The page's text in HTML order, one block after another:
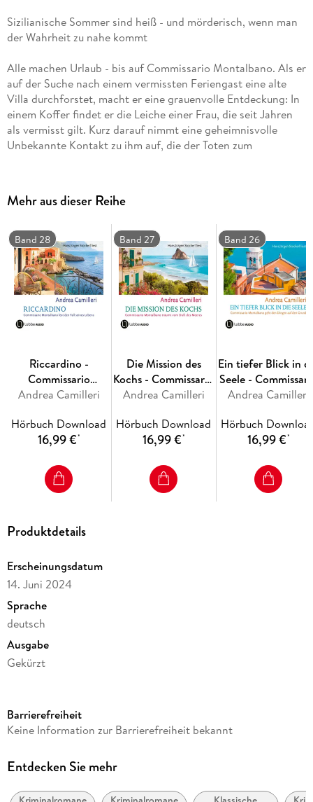
Sizilianische Sommer sind heiß - und mörderisch, wenn man
der Wahrheit zu nahe kommt
Alle machen Urlaub - bis auf Commissario Montalbano. Als er
auf der Suche nach einem vermissten Feriengast eine alte
Villa durchforstet, macht er eine grauenvolle Entdeckung: In
einem Koffer findet er die Leiche einer Frau, die seit Jahren
als vermisst gilt. Kurz darauf nimmt eine geheimnisvolle
Unbekannte Kontakt zu ihm auf, die der Toten zum
Mehr aus dieser Reihe
Band 28
Riccardino -
Commissario
Montalbano -
Montalbano löst den
Fall seines Lebens,
Andrea Camilleri
Hörbuch Download
16,99 €*
Band 27
Die Mission des
Kochs - Commissario
Montalbano, Teil 27
Andrea Camilleri
Hörbuch Download
16,99 €*
Band 26
Ein tiefer Blick in
Seele -
Montalbano, Band
Andrea Camilleri
Hörbuch
16,99 €*
Produktdetails
Erscheinungsdatum
14. Juni 2024
Sprache
deutsch
Ausgabe
Gekürzt
Laufzeit
Reihe
Barrierefreiheit
Keine Information zur Barrierefreiheit bekannt
Entdecken Sie mehr